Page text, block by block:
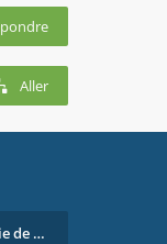
Aller
Re: Est-ce qu'une thérapie de couple est efficace